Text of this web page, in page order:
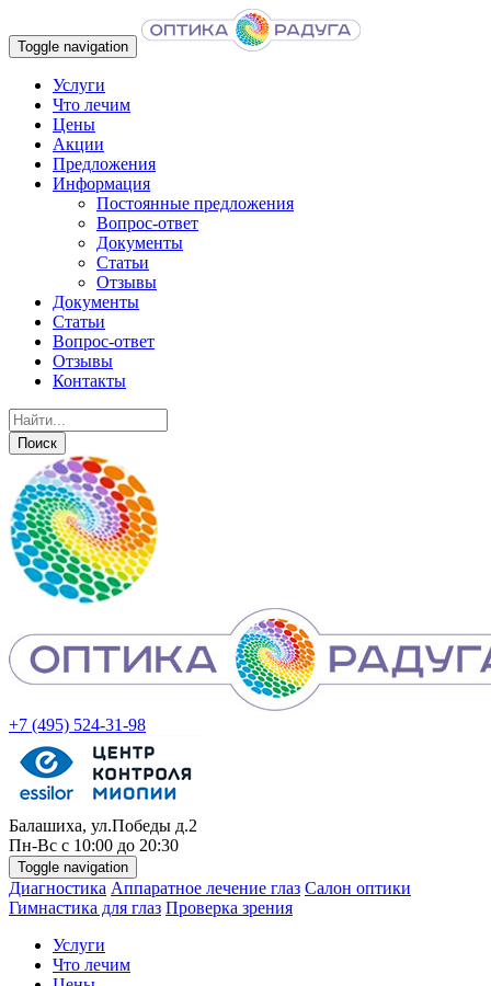
Toggle navigation
Услуги
Что лечим
Цены
Акции
Предложения
Информация
Постоянные предложения
Вопрос-ответ
Документы
Статьи
Отзывы
Документы
Статьи
Вопрос-ответ
Отзывы
Контакты
+7 (495) 524-31-98
Балашиха, ул.Победы д.2
Пн-Вс с 10:00 до 20:30
Toggle navigation
Диагностика Аппаратное лечение глаз Салон оптики
Гимнастика для глаз Проверка зрения
Услуги
Что лечим